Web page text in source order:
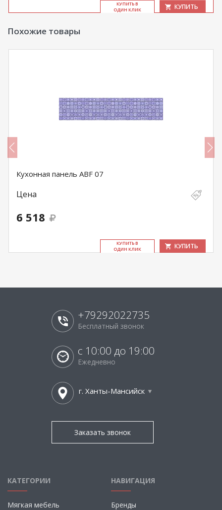
КУ­ПИТЬ В
ОДИН КЛИК
КУПИТЬ
Похожие товары
Кухонная панель ABF 07
Цена
6 518
КУ­ПИТЬ В
ОДИН КЛИК
КУПИТЬ
+79292022735
Бесплатный звонок
с 10:00 до 19:00
Ежедневно
г. Ханты-Мансийск
Заказать звонок
КАТЕГОРИИ
Мягкая мебель
НАВИГАЦИЯ
Бренды